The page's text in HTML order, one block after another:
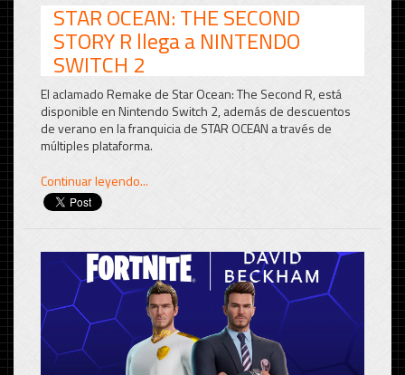
STAR OCEAN: THE SECOND
STORY R llega a NINTENDO
SWITCH 2
El aclamado Remake de Star Ocean:The Second R, está
disponible en Nintendo Switch 2, además de descuentos
de verano en la franquicia de STAR OCEAN a través de
múltiples plataforma.
Continuar leyendo...